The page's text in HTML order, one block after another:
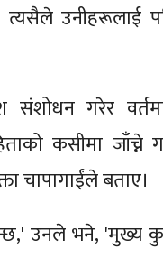
उनीहरूलाई
संशोधन गरेर
कसीमा जाँच्ने
चापागाईंले बताए।
उनले भने, 'मुख्य